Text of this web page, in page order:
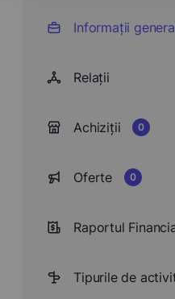
Informații
Relații
Achiziții 0
Oferte 0
Raportul
Tipurile de